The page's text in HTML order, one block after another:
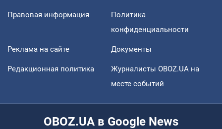
Правовая информация
Политика
конфиденциальности
Реклама на сайте Документы
Редакционная политика
Журналисты OBOZ.UA на
месте событий
OBOZ.UA в Google News